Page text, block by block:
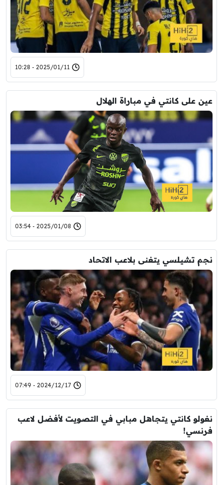
2025/01/11 - 10:28
عين على كانتي في مباراة الهلال
2025/01/08 - 03:54
نجم تشيلسي يتغنى بلاعب الاتحاد
2024/12/17 - 07:49
نغولو كانتي يتجاهل مبابي في التصويت لأفضل لاعب
فرنسي!